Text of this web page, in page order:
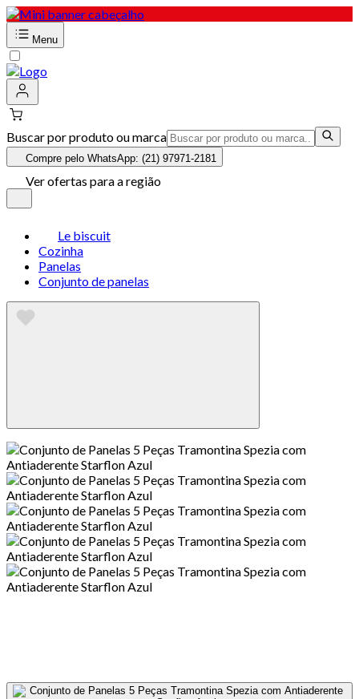
Menu
Buscar por produto ou marca
Compre pelo WhatsApp: (21) 97971-2181
Ver ofertas para a região
Le biscuit
Cozinha
Panelas
Conjunto de panelas